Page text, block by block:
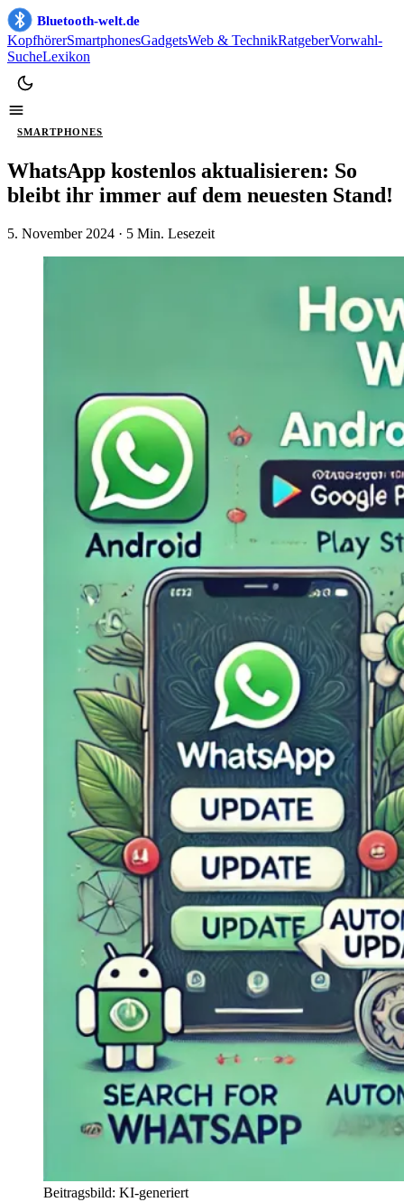
Bluetooth-welt.de
KopfhörerSmartphonesGadgetsWeb & TechnikRatgeberVorwahl-
SucheLexikon
SMARTPHONES
WhatsApp kostenlos aktualisieren: So
bleibt ihr immer auf dem neuesten Stand!
5. November 2024 · 5 Min. Lesezeit
Beitragsbild: KI-generiert